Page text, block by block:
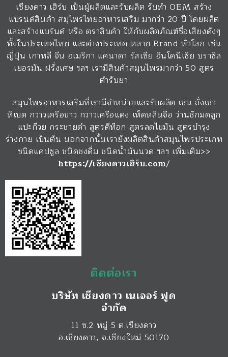
เชียงดาว เฮิร์บ เป็นผู้ผลิตและรับผลิต รับทำ OEM สร้าง
แบรนด์สินค้า สมุไพรไทยอาหารเสริม มากว่า 20 ปี โดยผลิต
และสร้างแบร์นด์ หรือ ตราสินค้า ให้กับผลิตภัณฑ์ชื่อเสียงดังๆ
ทั้งในประเทศไทย และต่างประเทศ หลาย Brand ทั่วโลก เช่น
ญี่ปุ่น เกาหลี จีน อเมริกา แคนาดา รัสเซีย อินโดนีเซีย บราซิล
เยอรมัน ฝรั่งเศษ ฯลฯ เรามีสินค้าสมุนไพรมากว่า 50 สูตร
ตำรับยา
สมุนไพรอาหารเสริมที่เรามีจำหน่ายและรับผลิต เช่น ถั่งเช่า
ทิเบต กวาวเครือขาว กวาวเครือแดง เห็ดหลินจือ ว่านชักมดลูก
แปะก๊วย กระชายดำ สูตรดีท๊อก สูตรลดไขมัน สูตรบำรุง
ร่างกาย เป็นต้น นอกจากนั้นเรายังผลิตสินค้าสมุนไพรประเภท
ชนิดแคปซูล ชนิดชงดื่ม ชนิดน้ำมันนวด ฯลฯ เพิ่มเติม>>
https://เชียงดาวเฮิร์บ.com/
ติดต่อเรา
บริษัท เชียงดาว เนเจอร์ ฟูด
จำกัด
11 ซ.2 หมู่ 5 ต.เชียงดาว
อ.เชียงดาว, จ.เชียงใหม่ 50170